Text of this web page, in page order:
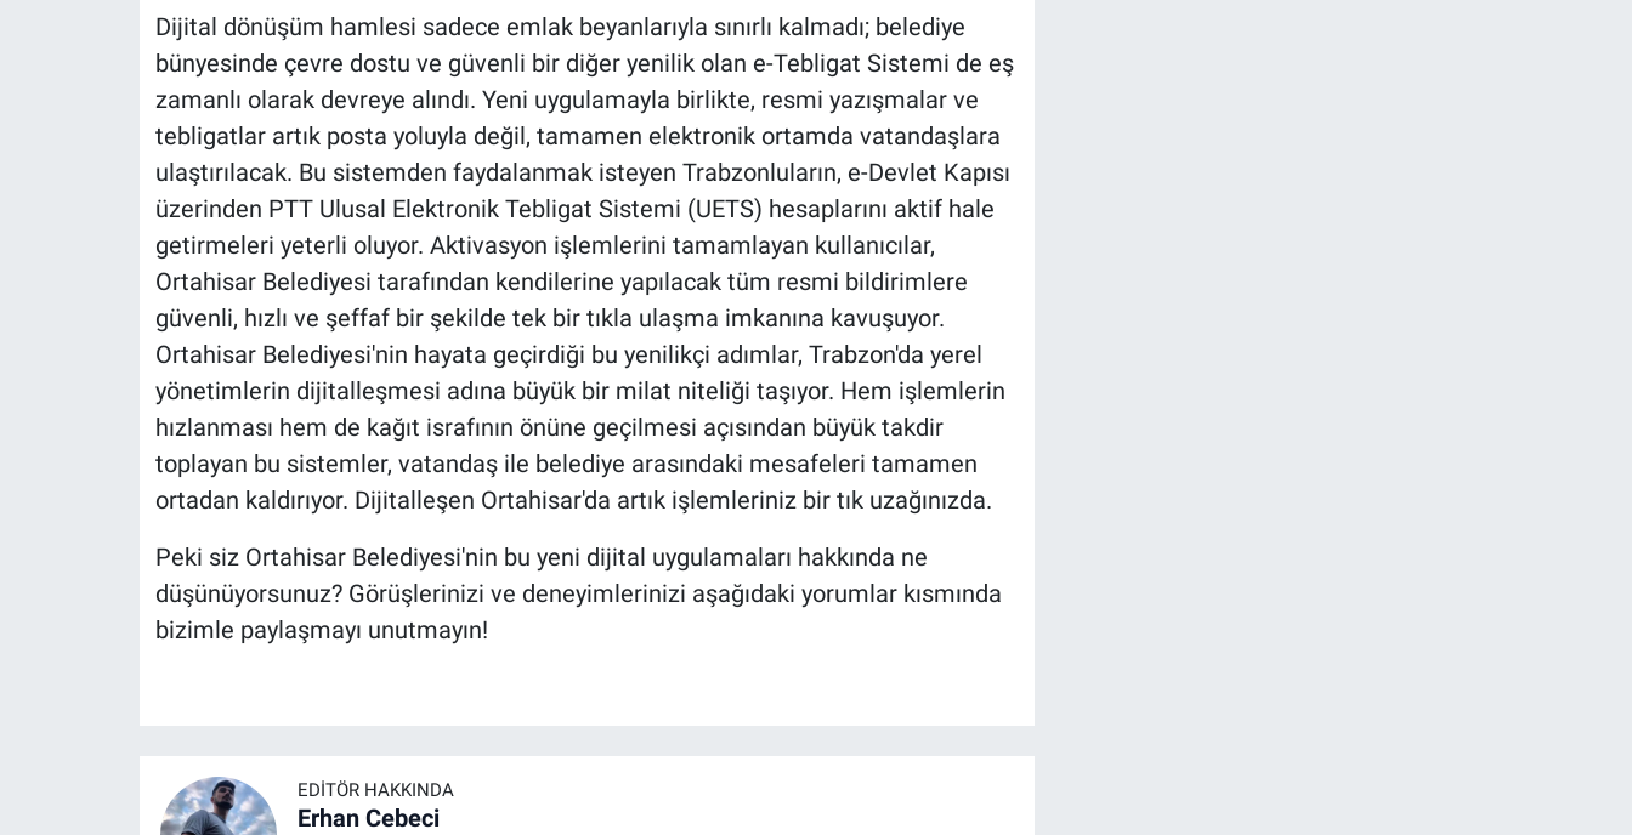
Dijital dönüşüm hamlesi sadece emlak beyanlarıyla sınırlı kalmadı; belediye
bünyesinde çevre dostu ve güvenli bir diğer yenilik olan e-Tebligat Sistemi de eş
zamanlı olarak devreye alındı. Yeni uygulamayla birlikte, resmi yazışmalar ve
tebligatlar artık posta yoluyla değil, tamamen elektronik ortamda vatandaşlara
ulaştırılacak. Bu sistemden faydalanmak isteyen Trabzonluların, e-Devlet Kapısı
üzerinden PTT Ulusal Elektronik Tebligat Sistemi (UETS) hesaplarını aktif hale
getirmeleri yeterli oluyor. Aktivasyon işlemlerini tamamlayan kullanıcılar,
Ortahisar Belediyesi tarafından kendilerine yapılacak tüm resmi bildirimlere
güvenli, hızlı ve şeffaf bir şekilde tek bir tıkla ulaşma imkanına kavuşuyor.
Ortahisar Belediyesi'nin hayata geçirdiği bu yenilikçi adımlar, Trabzon'da yerel
yönetimlerin dijitalleşmesi adına büyük bir milat niteliği taşıyor. Hem işlemlerin
hızlanması hem de kağıt israfının önüne geçilmesi açısından büyük takdir
toplayan bu sistemler, vatandaş ile belediye arasındaki mesafeleri tamamen
ortadan kaldırıyor. Dijitalleşen Ortahisar'da artık işlemleriniz bir tık uzağınızda.
Peki siz Ortahisar Belediyesi'nin bu yeni dijital uygulamaları hakkında ne
düşünüyorsunuz? Görüşlerinizi ve deneyimlerinizi aşağıdaki yorumlar kısmında
bizimle paylaşmayı unutmayın!
EDITÖR HAKKINDA
Erhan Cebeci